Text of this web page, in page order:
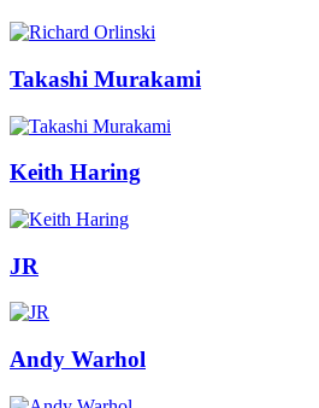
Takashi Murakami
Keith Haring
JR
Andy Warhol